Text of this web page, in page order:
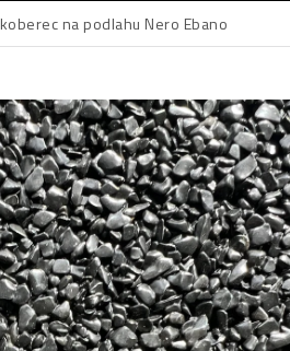
na podlahu Nero Ebano